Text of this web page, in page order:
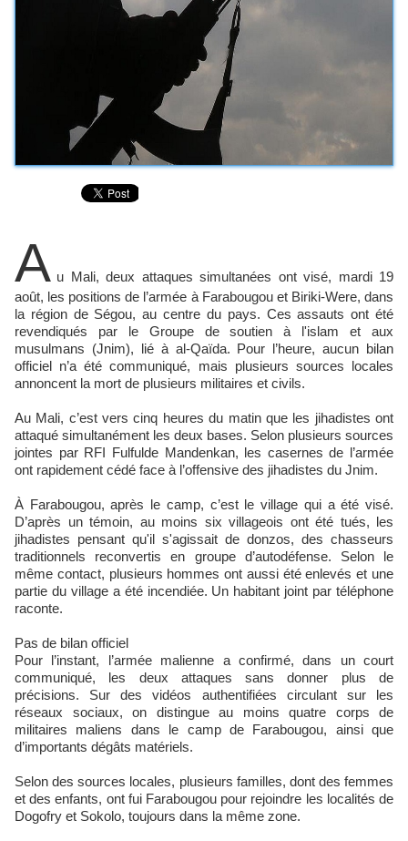
A u Mali, deux attaques simultanées ont visé, mardi 19
août, les positions de l’armée à Farabougou et Biriki-Were, dans
la région de Ségou, au centre du pays. Ces assauts ont été
revendiqués par le Groupe de soutien à l'islam et aux
musulmans (Jnim), lié à al-Qaïda. Pour l’heure, aucun bilan
officiel n’a été communiqué, mais plusieurs sources locales
annoncent la mort de plusieurs militaires et civils.
Au Mali, c’est vers cinq heures du matin que les jihadistes ont
attaqué simultanément les deux bases. Selon plusieurs sources
jointes par RFI Fulfulde Mandenkan, les casernes de l’armée
ont rapidement cédé face à l’offensive des jihadistes du Jnim.
À Farabougou, après le camp, c’est le village qui a été visé.
D’après un témoin, au moins six villageois ont été tués, les
jihadistes pensant qu'il s'agissait de donzos, des chasseurs
traditionnels reconvertis en groupe d’autodéfense. Selon le
même contact, plusieurs hommes ont aussi été enlevés et une
partie du village a été incendiée. Un habitant joint par téléphone
raconte.
Pas de bilan officiel
Pour l’instant, l’armée malienne a confirmé, dans un court
communiqué, les deux attaques sans donner plus de
précisions. Sur des vidéos authentifiées circulant sur les
réseaux sociaux, on distingue au moins quatre corps de
militaires maliens dans le camp de Farabougou, ainsi que
d’importants dégâts matériels.
Selon des sources locales, plusieurs familles, dont des femmes
et des enfants, ont fui Farabougou pour rejoindre les localités de
Dogofry et Sokolo, toujours dans la même zone.